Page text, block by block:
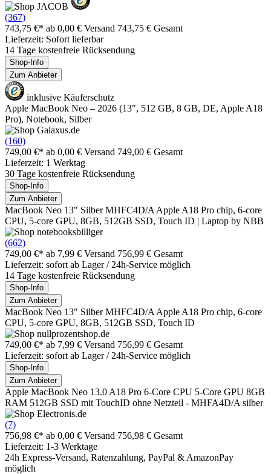
(367)
743,75 €* ab 0,00 € Versand 743,75 € Gesamt
Lieferzeit: Sofort lieferbar
14 Tage kostenfreie Rücksendung
Shop-Info
Zum Anbieter
inklusive Käuferschutz
Apple MacBook Neo – 2026 (13", 512 GB, 8 GB, DE, Apple A18
Pro), Notebook, Silber
(160)
749,00 €* ab 0,00 € Versand 749,00 € Gesamt
Lieferzeit: 1 Werktag
30 Tage kostenfreie Rücksendung
Shop-Info
Zum Anbieter
MacBook Neo 13" Silber MHFC4D/A Apple A18 Pro chip, 6-core
CPU, 5-core GPU, 8GB, 512GB SSD, Touch ID | Laptop by NBB
(662)
749,00 €* ab 7,99 € Versand 756,99 € Gesamt
Lieferzeit: sofort ab Lager / 24h-Service möglich
14 Tage kostenfreie Rücksendung
Shop-Info
Zum Anbieter
MacBook Neo 13" Silber MHFC4D/A Apple A18 Pro chip, 6-core
CPU, 5-core GPU, 8GB, 512GB SSD, Touch ID
749,00 €* ab 7,99 € Versand 756,99 € Gesamt
Lieferzeit: sofort ab Lager / 24h-Service möglich
Shop-Info
Zum Anbieter
Apple MacBook Neo 13.0 A18 Pro 6-Core CPU 5-Core GPU 8GB
RAM 512GB SSD mit TouchID ohne Netzteil - MHFA4D/A silber
(7)
756,98 €* ab 0,00 € Versand 756,98 € Gesamt
Lieferzeit: 1-3 Werktage
24h Express-Versand, Ratenzahlung, PayPal & AmazonPay
möglich